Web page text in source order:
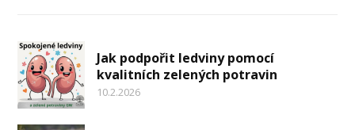
Jak podpořit ledviny pomocí
kvalitních zelených potravin
10.2.2026